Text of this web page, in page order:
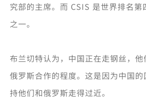
究部的主席。而 CSIS 是世界排名第
之一。
布兰切特认为，中国正在走钢丝，
俄罗斯合作的程度。这是因为中国
持他们和俄罗斯走得过近。